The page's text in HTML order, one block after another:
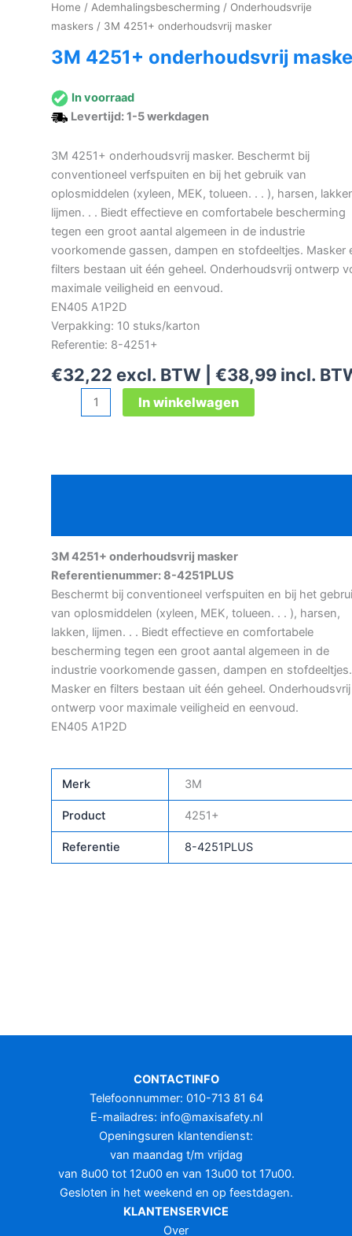
Home / Ademhalingsbescherming / Onderhoudsvrije
maskers / 3M 4251+ onderhoudsvrij masker
3M 4251+ onderhoudsvrij
In voorraad
Levertijd: 1-5 werkdagen
3M 4251+ onderhoudsvrij masker. Beschermt bij
conventioneel verfspuiten en bij het gebruik van
oplosmiddelen (xyleen, MEK, tolueen. . . ), harsen,
lijmen. . . Biedt effectieve en comfortabele bescherming
tegen een groot aantal algemeen in de industrie
voorkomende gassen, dampen en stofdeeltjes. Masker
filters bestaan uit één geheel. Onderhoudsvrij ontwerp
maximale veiligheid en eenvoud.
EN405 A1P2D
Verpakking: 10 stuks/karton
Referentie: 8-4251+
€32,22 excl. BTW | €38,99 incl.
4251+
aantal
In winkelwagen
3M 4251+ onderhoudsvrij masker
Referentienummer: 8-4251PLUS
Beschermt bij conventioneel verfspuiten en bij het
van oplosmiddelen (xyleen, MEK, tolueen. . . ), harsen,
lakken, lijmen. . . Biedt effectieve en comfortabele
bescherming tegen een groot aantal algemeen in de
industrie voorkomende gassen, dampen en stofdeeltjes.
Masker en filters bestaan uit één geheel. Onderhoudsvrij
ontwerp voor maximale veiligheid en eenvoud.
EN405 A1P2D
Merk 3M
Product 4251+
Referentie 8-4251PLUS
CONTACTINFO
Telefoonnummer: 010-713 81 64
E-mailadres: info@maxisafety.nl
Openingsuren klantendienst:
van maandag t/m vrijdag
van 8u00 tot 12u00 en van 13u00 tot 17u00.
Gesloten in het weekend en op feestdagen.
KLANTENSERVICE
Over